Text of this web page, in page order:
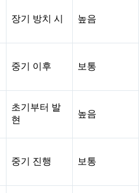
장기 방치 시 높음
중기 이후 보통
초기부터 발
현
높음
중기 진행 보통